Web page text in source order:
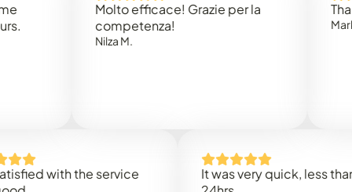
Molto efficace! Grazie per la
competenza!
Thank
Mark N.
with the service
It was very quick, less than